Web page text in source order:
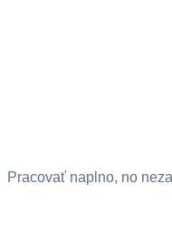
Pracovať naplno, no